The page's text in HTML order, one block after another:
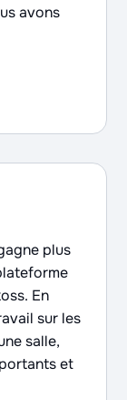
avons
plus
En
sur les
salle,
et